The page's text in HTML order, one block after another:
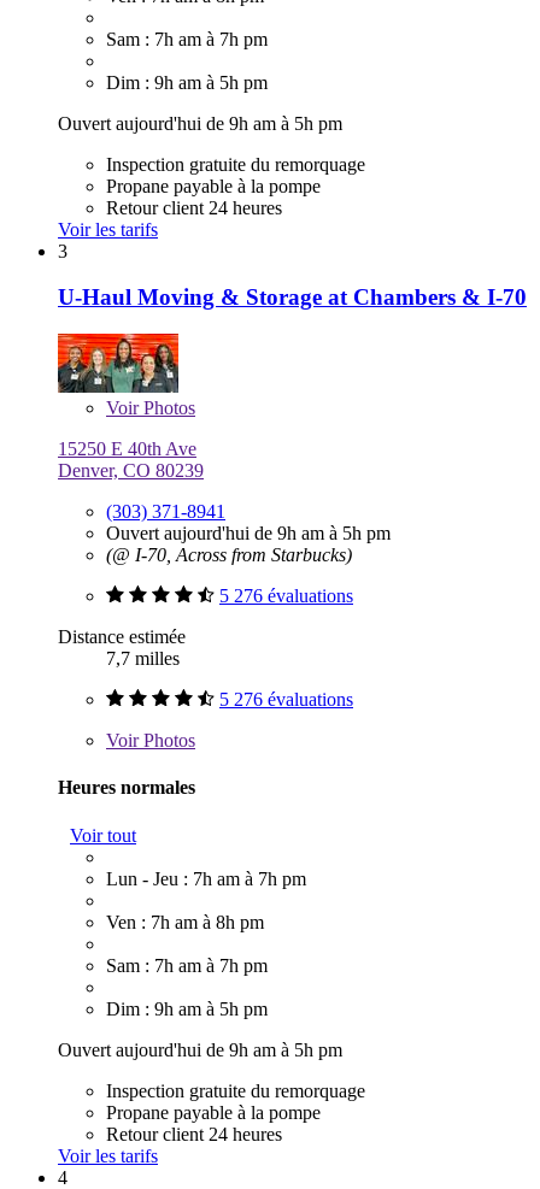
Sam : 7h am à 7h pm
Dim : 9h am à 5h pm
Ouvert aujourd'hui de 9h am à 5h pm
Inspection gratuite du remorquage
Propane payable à la pompe
Retour client 24 heures
Voir les tarifs
3
U-Haul Moving & Storage at Chambers & I-70
VoirPhotos
15250 E 40th Ave
Denver, CO 80239
(303) 371-8941
Ouvert aujourd'hui de 9h am à 5h pm
(@ I-70, Across from Starbucks)
5 276 évaluations
Distance estimée
7,7 milles
5 276 évaluations
VoirPhotos
Heures normales
Voir tout
Lun - Jeu : 7h am à 7h pm
Ven : 7h am à 8h pm
Sam : 7h am à 7h pm
Dim : 9h am à 5h pm
Ouvert aujourd'hui de 9h am à 5h pm
Inspection gratuite du remorquage
Propane payable à la pompe
Retour client 24 heures
Voir les tarifs
4